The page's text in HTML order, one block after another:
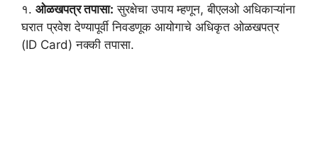
१. ओळखपत्र तपासा: सुरक्षेचा उपाय म्हणून, बीएलओ अधिकाऱ्यांना
घरात प्रवेश देण्यापूर्वी निवडणूक आयोगाचे अधिकृत ओळखपत्र
(ID Card) नक्की तपासा.